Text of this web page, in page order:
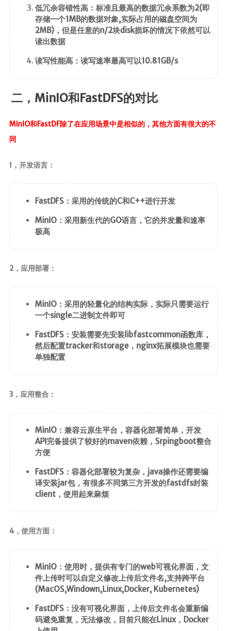
低冗余容错性高：标准且最高的数据冗余系数为2(即
存储一个1MB的数据对象,实际占用的磁盘空间为
2MB)，但是任意的n/2块disk损坏的情况下依然可以
读出数据
读写性能高：读写速率最高可以10.81GB/s
二，MinIO和FastDFS的对比
MinIO和FastDF除了在应用场景中是相似的，其他方面有很大的不
同
1，开发语言：
FastDFS：采用的传统的C和C++进行开发
MinIO：采用新生代的GO语言，它的并发量和速率
极高
2，应用部署：
MinIO：采用的轻量化的结构实际，实际只需要运行
一个single二进制文件即可
FastDFS：安装需要先安装libfastcommon函数库，
然后配置tracker和storage，nginx拓展模块也需要
单独配置
3，应用整合：
MinIO：兼容云原生平台，容器化部署简单，开发
API完备提供了较好的maven依赖，Srpingboot整合
方便
FastDFS：容器化部署较为复杂，java操作还需要编
译安装jar包，有很多不同第三方开发的fastdfs封装
client，使用起来麻烦
4，使用方面：
MinIO：使用时，提供有专门的web可视化界面，文
件上传时可以自定义修改上传后文件名,支持跨平台
(MacOS,Windown,Linux,Docker, Kubernetes)
FastDFS：没有可视化界面，上传后文件名会重新编
码避免重复，无法修改，目前只能在Linux，Docker
HaProxy
分布式
FastDFS
OAuth2.0
MyCat
Quartz
java开发
JVM
Log
Dom4j
Shiro
Mybatis
SpringData
Swagger
版本控制
Maven
核心
Linux
计算机基础
设计模式